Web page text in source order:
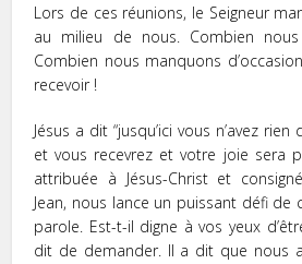
Lors de ces réunions, le Seigneur
au milieu de nous. Combien
Combien nous manquons
recevoir !
Jésus a dit “jusqu’ici vous n’avez
et vous recevrez et votre joie sera
attribuée à Jésus-Christ et
Jean, nous lance un puissant défi de
parole. Est-t-il digne à vos yeux
dit de demander. Il a dit que nous